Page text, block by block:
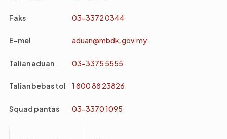
Faks 03-3372 0344
E-mel aduan@mbdk.gov.my
Talian aduan 03-3375 5555
Talian bebas tol 1 800 88 23826
Squad pantas 03-3370 1095